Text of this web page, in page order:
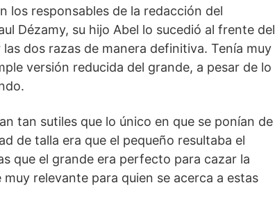
los responsables de la redacción del
Dézamy, su hijo Abel lo sucedió al frente del
dos razas de manera definitiva. Tenía muy
versión reducida del grande, a pesar de lo
tan sutiles que lo único en que se ponían de
de talla era que el pequeño resultaba el
que el grande era perfecto para cazar la
relevante para quien se acerca a estas